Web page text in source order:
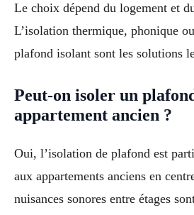
Le choix dépend du logement et
L’isolation thermique, phonique
plafond isolant sont les solutions
Peut-on isoler un
appartement ancien ?
Oui, l’isolation de plafond est
aux appartements anciens en
nuisances sonores entre étages